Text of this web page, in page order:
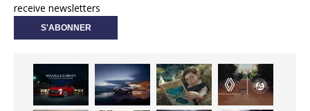
receive newsletters